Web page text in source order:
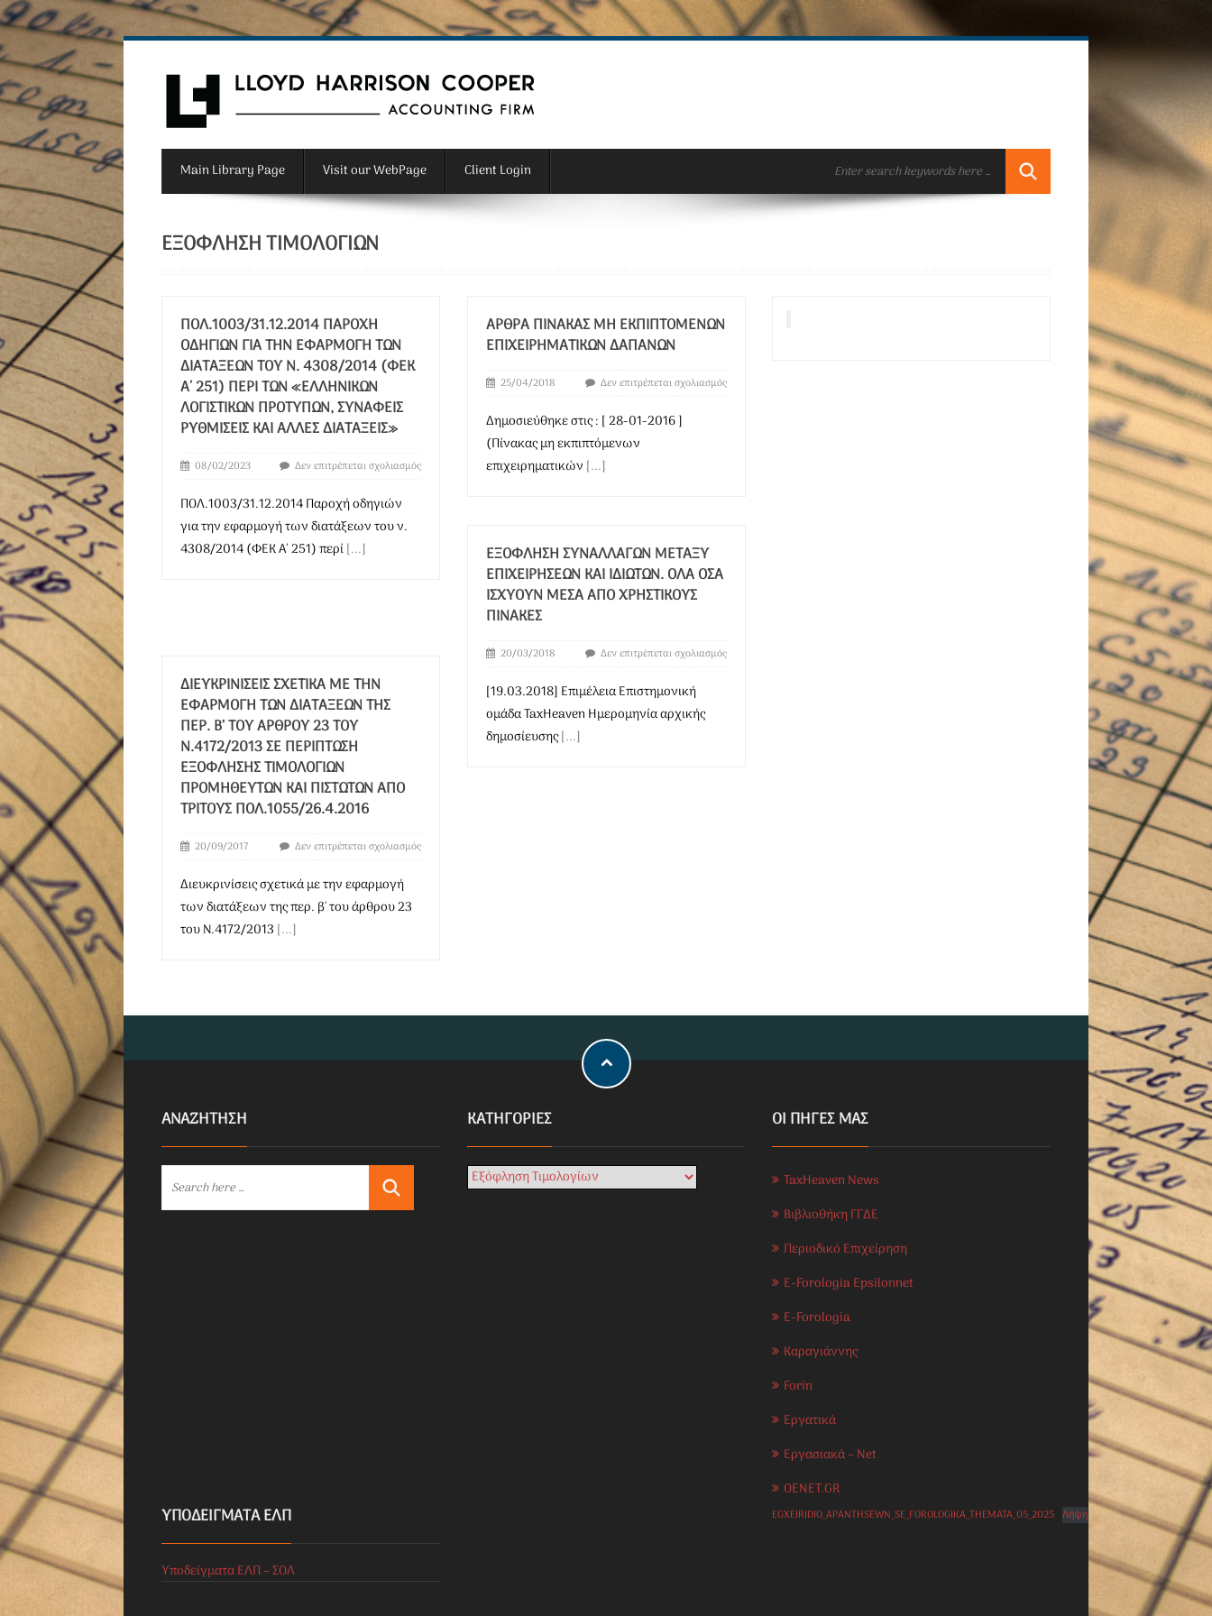
Main Library Page Visit our WebPage Client Login
ΕΞΌΦΛΗΣΗ ΤΙΜΟΛΟΓΊΩΝ
ΠΟΛ.1003/31.12.2014 ΠΑΡΟΧΉ
ΟΔΗΓΙΏΝ ΓΙΑ ΤΗΝ ΕΦΑΡΜΟΓΉ ΤΩΝ
ΔΙΑΤΆΞΕΩΝ ΤΟΥ Ν. 4308/2014 (ΦΕΚ
Α΄ 251) ΠΕΡΊ ΤΩΝ «ΕΛΛΗΝΙΚΏΝ
ΛΟΓΙΣΤΙΚΏΝ ΠΡΟΤΎΠΩΝ, ΣΥΝΑΦΕΊΣ
ΡΥΘΜΊΣΕΙΣ ΚΑΙ ΆΛΛΕΣ ΔΙΑΤΆΞΕΙΣ»
08/02/2023 Δεν επιτρέπεται σχολιασμός
ΠΟΛ.1003/31.12.2014 Παροχή οδηγιών
για την εφαρμογή των διατάξεων του ν.
4308/2014 (ΦΕΚ Α΄ 251) περί[...]
ΆΡΘΡΑ ΠΊΝΑΚΑΣ ΜΗ ΕΚΠΙΠΤΌΜΕΝΩΝ
ΕΠΙΧΕΙΡΗΜΑΤΙΚΏΝ ΔΑΠΑΝΏΝ
25/04/2018 Δεν επιτρέπεται σχολιασμός
Δημοσιεύθηκε στις : [ 28-01-2016 ]
(Πίνακας μη εκπιπτόμενων
επιχειρηματικών [...]
ΕΞΌΦΛΗΣΗ ΣΥΝΑΛΛΑΓΏΝ ΜΕΤΑΞΎ
ΕΠΙΧΕΙΡΉΣΕΩΝ ΚΑΙ ΙΔΙΩΤΏΝ. ΌΛΑ ΌΣΑ
ΙΣΧΎΟΥΝ ΜΈΣΑ ΑΠΌ ΧΡΗΣΤΙΚΟΎΣ
ΠΊΝΑΚΕΣ
20/03/2018 Δεν επιτρέπεται σχολιασμός
[19.03.2018] Επιμέλεια Επιστημονική
ομάδα TaxHeaven Ημερομηνία αρχικής
δημοσίευσης[...]
ΔΙΕΥΚΡΙΝΊΣΕΙΣ ΣΧΕΤΙΚΆ ΜΕ ΤΗΝ
ΕΦΑΡΜΟΓΉ ΤΩΝ ΔΙΑΤΆΞΕΩΝ ΤΗΣ
ΠΕΡ. Β’ ΤΟΥ ΆΡΘΡΟΥ 23 ΤΟΥ
Ν.4172/2013 ΣΕ ΠΕΡΊΠΤΩΣΗ
ΕΞΌΦΛΗΣΗΣ ΤΙΜΟΛΟΓΊΩΝ
ΠΡΟΜΗΘΕΥΤΏΝ ΚΑΙ ΠΙΣΤΩΤΏΝ ΑΠΌ
ΤΡΊΤΟΥΣ ΠΟΛ.1055/26.4.2016
20/09/2017 Δεν επιτρέπεται σχολιασμός
Διευκρινίσεις σχετικά με την εφαρμογή
των διατάξεων της περ. β' του άρθρου 23
του Ν.4172/2013 [...]
ΑΝΑΖΗΤΗΣΗ KΑΤΗΓΟΡΊΕΣ ΟΙ ΠΗΓΕΣ ΜΑΣ
TaxHeaven News
Βιβλιοθήκη ΓΓΔΕ
Περιοδικό Επιχείρηση
E-Forologia Epsilonnet
E-Forologia
Καραγιάννης
Forin
Εργατικά
Εργασιακά – Net
OENET.GR
ΥΠΟΔΕΊΓΜΑΤΑ ΕΛΠ
Υποδείγματα ΕΛΠ – ΣΟΛ
EGXEIRIDIO_APANTHSEWN_SE_FOROLOGIKA_THEMATA_05_2025 Λήψη